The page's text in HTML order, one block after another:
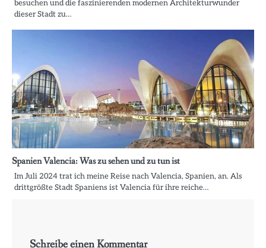
besuchen und die faszinierenden modernen Architekturwunder
dieser Stadt zu…
Spanien Valencia: Was zu sehen und zu tun ist
Im Juli 2024 trat ich meine Reise nach Valencia, Spanien, an. Als
drittgrößte Stadt Spaniens ist Valencia für ihre reiche…
Schreibe einen Kommentar